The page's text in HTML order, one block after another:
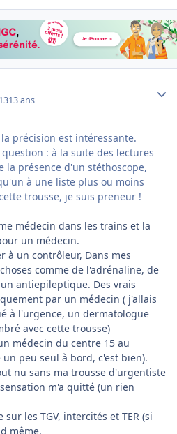
13 ans
précision est intéressante.
: à la suite des lectures
la présence d'un stéthoscope,
à une liste plus ou moins
trousse, je suis preneur !
médecin dans les trains et la
un médecin.
à un contrôleur, Dans mes
comme de l'adrénaline, de
antiepileptique. Des vrais
par un médecin ( j'allais
à l'urgence, un dermatologue
avec cette trousse)
médecin du centre 15 au
peu seul à bord, c'est bien).
nu sans ma trousse d'urgentiste
m'a quitté (un rien
les TGV, intercités et TER (si
même.